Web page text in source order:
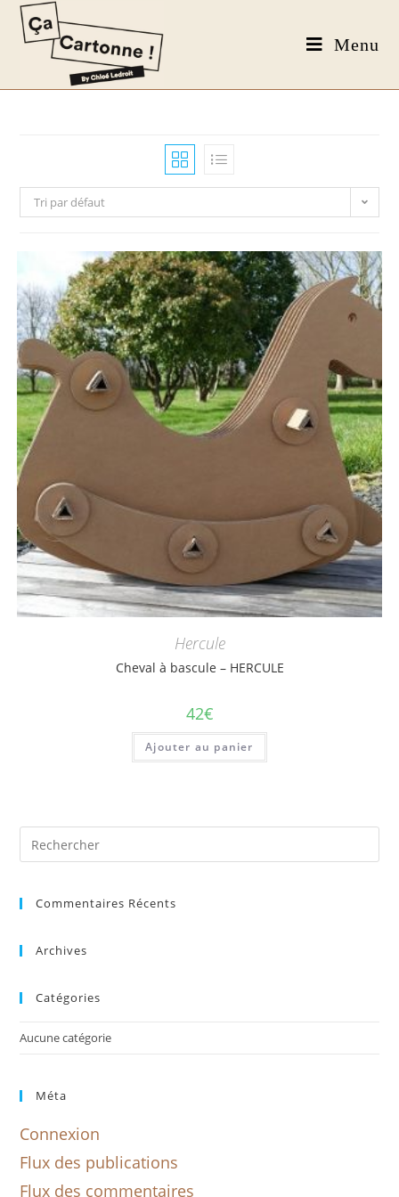
Menu
Tri par défaut
Hercule
Cheval à bascule – HERCULE
42€
Ajouter au panier
Commentaires Récents
Archives
Catégories
Aucune catégorie
Méta
Connexion
Flux des publications
Flux des commentaires